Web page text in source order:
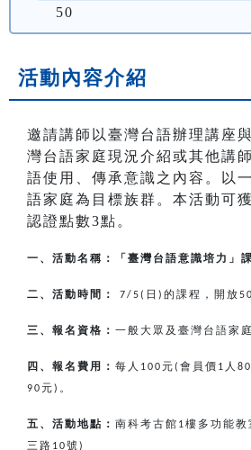
50
活動內容介紹
邀請講師以臺灣台語辦理講座
灣台語家庭現況介紹或其他講
語使用、傳承意識之內容。以
語家庭為目標族群。本活動可
認證點數3點。
一、活動名稱：「臺灣台語意識培力」
二、活動時間： 7/5( 日 ) 的課程，開放50
三、報名資格： 一般大眾及臺灣台語家庭
四、報名費用： 每人 100元( 會員價 1 人 80
90元 ) 。
五、活動地點： 南科考古館 1樓多功能教
三路 10號 )